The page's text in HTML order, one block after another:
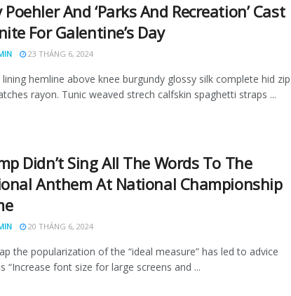
Poehler And ‘Parks And Recreation’ Cast
For Galentine’s Day
23 THÁNG 6, 2024
lining hemline above knee burgundy glossy silk complete hid zip
rayon. Tunic weaved strech calfskin spaghetti straps ...
Didn’t Sing All The Words To The
Anthem At National Championship
20 THÁNG 6, 2024
the popularization of the “ideal measure” has led to advice
“Increase font size for large screens and ...